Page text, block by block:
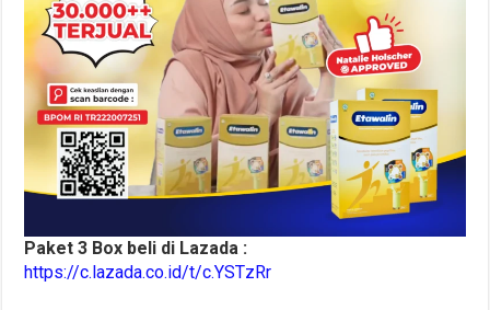
Paket 3 Box beli di Lazada :
https://c.lazada.co.id/t/c.YSTzRr